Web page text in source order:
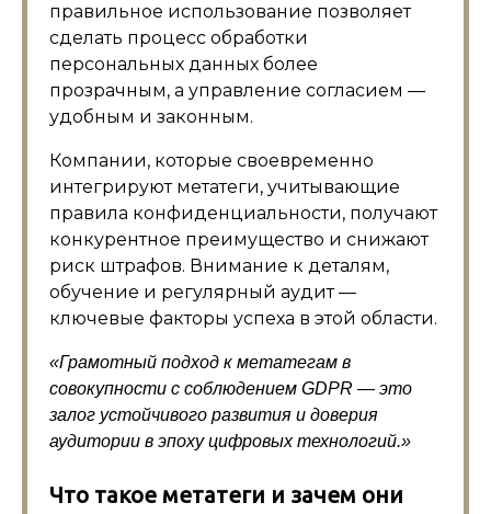
правильное использование позволяет
сделать процесс обработки
персональных данных более
прозрачным, а управление согласием —
удобным и законным.
Компании, которые своевременно
интегрируют метатеги, учитывающие
правила конфиденциальности, получают
конкурентное преимущество и снижают
риск штрафов. Внимание к деталям,
обучение и регулярный аудит —
ключевые факторы успеха в этой области.
«Грамотный подход к метатегам в
совокупности с соблюдением GDPR — это
залог устойчивого развития и доверия
аудитории в эпоху цифровых технологий.»
Что такое метатеги и зачем они